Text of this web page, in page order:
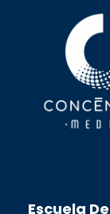
Escuela